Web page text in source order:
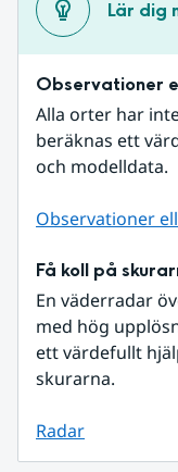
Lär dig
Observationer
Alla orter har
beräknas ett
och modelldata.
Observationer
Få koll på
En väderradar
med hög
ett värdefullt
skurarna.
Radar